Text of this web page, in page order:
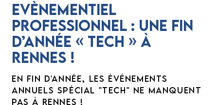
Evènementiel
professionnel : une fin
d’année « tech » à
Rennes !
EN FIN D'ANNÉE, LES ÉVÉNEMENTS
ANNUELS SPÉCIAL "TECH" NE MANQUENT
PAS À RENNES !